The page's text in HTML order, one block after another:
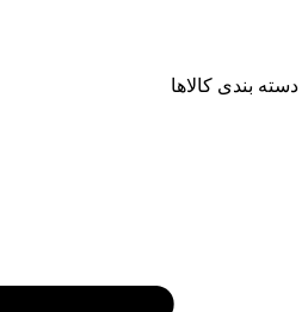
دسته بندی کالاها